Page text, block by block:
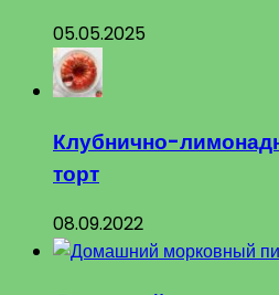
05.05.2025
Клубнично-
торт
08.09.2022